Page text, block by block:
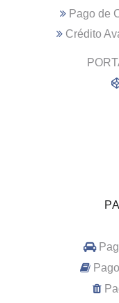
Pago de
Crédito